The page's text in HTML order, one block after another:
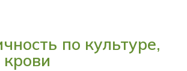
по культуре,